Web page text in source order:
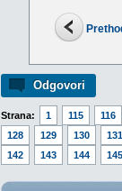
Odgovori
Strana: 1 115 116
128
129 130 131
142
143 144 145